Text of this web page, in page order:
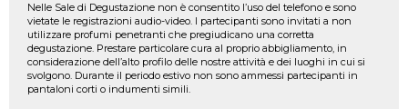
Nelle Sale di Degustazione non è consentito l’uso del telefono e sono
vietate le registrazioni audio-video. I partecipanti sono invitati a non
utilizzare profumi penetranti che pregiudicano una corretta
degustazione. Prestare particolare cura al proprio abbigliamento, in
considerazione dell’alto profilo delle nostre attività e dei luoghi in cui si
svolgono. Durante il periodo estivo non sono ammessi partecipanti in
pantaloni corti o indumenti simili.